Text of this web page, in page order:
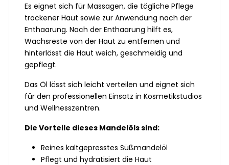
Es eignet sich für Massagen, die tägliche Pflege
trockener Haut sowie zur Anwendung nach der
Enthaarung. Nach der Enthaarung hilft es,
Wachsreste von der Haut zu entfernen und
hinterlässt die Haut weich, geschmeidig und
gepflegt.
Das Öl lässt sich leicht verteilen und eignet sich
für den professionellen Einsatz in Kosmetikstudios
und Wellnesszentren.
Die Vorteile dieses Mandelöls sind:
Reines kaltgepresstes Süßmandelöl
Pflegt und hydratisiert die Haut